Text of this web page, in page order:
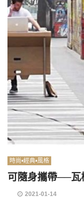
時尚•經典•風格
可隨身攜帶──瓦
2021-01-14